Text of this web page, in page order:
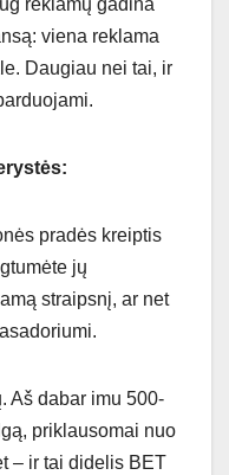
viena reklama
Daugiau nei tai, ir
pradės kreiptis
jų
straipsnį, ar net
Aš dabar imu 500-
priklausomai nuo
– ir tai didelis BET